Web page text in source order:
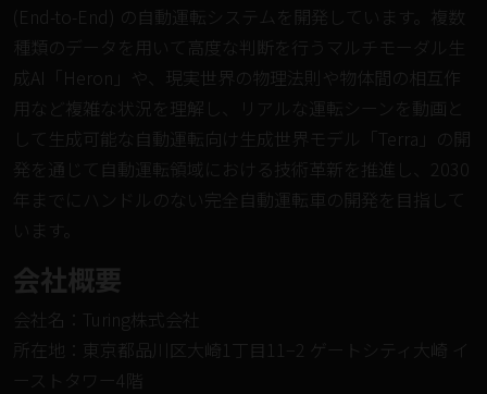
(End-to-End) の自動運転システムを開発しています。複数
種類のデータを用いて高度な判断を行うマルチモーダル生
成AI「 Heron 」や、現実世界の物理法則や物体間の相互作
用など複雑な状況を理解し、リアルな運転シーンを動画と
して生成可能な自動運転向け生成世界モデル「
Terra 」の開
発を通じて自動運転領域における技術革新を推進し、2030
年までにハンドルのない完全自動運転車の開発を目指して
います。
会社概要
会社名：Turing株式会社
所在地：東京都品川区大崎1丁目11−2 ゲートシティ大崎 イ
ーストタワー4階